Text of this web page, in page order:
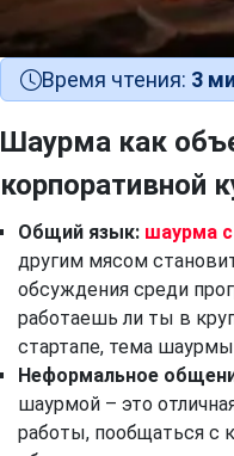
Время чтения: 3
Шаурма как
корпоративной
Общий язык: шаурма
другим мясом
обсуждения среди
работаешь ли ты в
стартапе, тема
Неформальное
шаурмой – это
работы, пообщаться с